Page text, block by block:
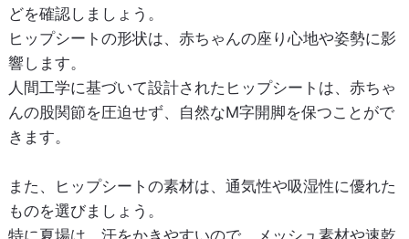
どを確認しましょう。
ヒップシートの形状は、赤ちゃんの座り心地や姿勢に影
響します。
人間工学に基づいて設計されたヒップシートは、赤ちゃ
んの股関節を圧迫せず、自然なM字開脚を保つことがで
きます。
また、ヒップシートの素材は、通気性や吸湿性に優れた
ものを選びましょう。